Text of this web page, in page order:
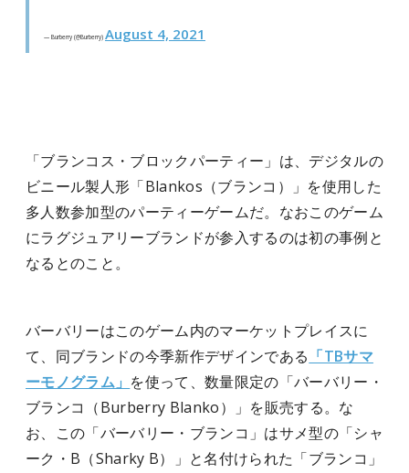
— Burberry (@Burberry) August 4, 2021
「ブランコス・ブロックパーティー」は、デジタルの
ビニール製人形「Blankos（ブランコ）」を使用した
多人数参加型のパーティーゲームだ。なおこのゲーム
にラグジュアリーブランドが参入するのは初の事例と
なるとのこと。
バーバリーはこのゲーム内のマーケットプレイスに
て、同ブランドの今季新作デザインである 「TBサマ
ーモノグラム」 を使って、数量限定の「バーバリー・
ブランコ（Burberry Blanko）」を販売する。な
お、この「バーバリー・ブランコ」はサメ型の「シャ
ーク・B（Sharky B）」と名付けられた「ブランコ」